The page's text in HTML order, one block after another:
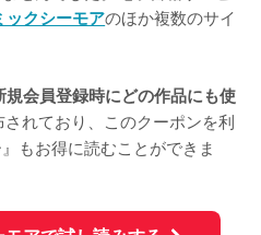
ックシーモアのほか複数のサイ
規会員登録時にどの作品にも使
されており、このクーポンを利
もお得に読むことができま